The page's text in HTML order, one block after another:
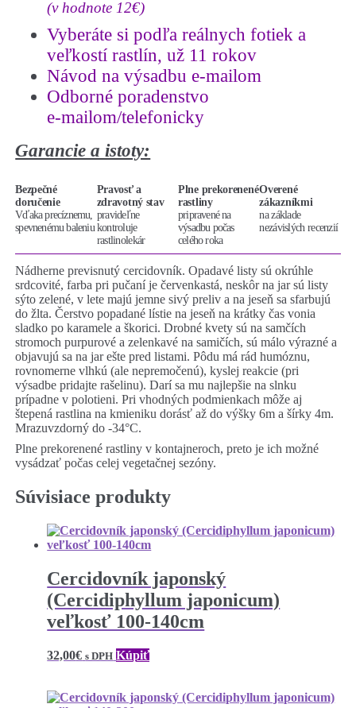
(v hodnote 12€)
Vyberáte si podľa reálnych fotiek a
veľkostí rastlín, už 11 rokov
Návod na výsadbu e-mailom
Odborné poradenstvo
e-mailom/telefonicky
Garancie a istoty:
Bezpečné
doručenie
Vďaka precíznemu,
spevnenému baleniu
Pravosť a
zdravotný stav
pravideľne
kontroluje
rastlinolekár
Plne prekorenené
rastliny
pripravené na
výsadbu počas
celého roka
Overené
zákazníkmi
na základe
nezávislých recenzií
Nádherne previsnutý cercidovník. Opadavé listy sú okrúhle
srdcovité, farba pri pučaní je červenkastá, neskôr na jar sú listy
sýto zelené, v lete majú jemne sivý preliv a na jeseň sa sfarbujú
do žlta. Čerstvo popadané lístie na jeseň na krátky čas vonia
sladko po karamele a škorici. Drobné kvety sú na samčích
stromoch purpurové a zelenkavé na samičích, sú málo výrazné a
objavujú sa na jar ešte pred listami. Pôdu má rád humóznu,
rovnomerne vlhkú (ale nepremočenú), kyslej reakcie (pri
výsadbe pridajte rašelinu). Darí sa mu najlepšie na slnku
prípadne v polotieni. Pri vhodných podmienkach môže aj
štepená rastlina na kmieniku dorásť až do výšky 6m a šírky 4m.
Mrazuvzdorný do -34°C.
Plne prekorenené rastliny v kontajneroch, preto je ich možné
vysádzať počas celej vegetačnej sezóny.
Súvisiace produkty
Cercidovník japonský
(Cercidiphyllum japonicum)
veľkosť 100-140cm
32,00€ s DPH Kúpiť